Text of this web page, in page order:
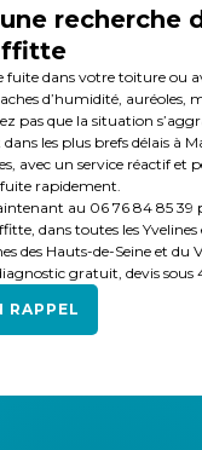
recherche
fuite dans votre toiture ou
d’humidité, auréoles,
pas que la situation
les plus brefs délais à
avec un service réactif et
rapidement.
au 06 76 84 85 39
dans toutes les Yvelines
des Hauts-de-Seine et du
gratuit, devis sous
RAPPEL